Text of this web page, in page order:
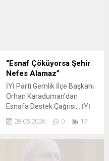
Yardımcısı Ahmet Yaşa,
Kıbrıs Barış Harekâtı’nın 52.
Orhangazi Göl Sahili’nde
düzenlenen anma
programında yapılan bir
konuşmaya sert tepki
atmosferinin günün...
“Esnaf Çöküyorsa Şehir
Nefes Alamaz”
İYİ Parti Gemlik İlçe Başkanı
Orhan Karaduman’dan
Esnafa Destek Çağrısı… İYİ
Parti Gemlik İlçe Başkanı
Orhan Karaduman, artan
derinleşen ekonomik kriz
28.05.2026 0 17